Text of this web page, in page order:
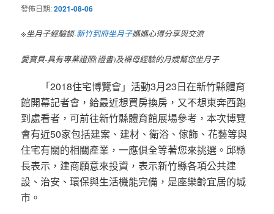
發佈日期:2021-08-06
※坐月子經驗談-新竹到府坐月子媽媽心得分享與交流
愛寶貝-具有專業證照(證書)及褓母經驗的月嫂幫您坐月子
「2018住宅博覽會」活動3月23日在新竹縣體育
館開幕記者會，給最近想買房換房，又不想東奔西跑
到處看者，可前往新竹縣體育館展場參考，本次博覽
會有近50家包括建案、建材、衛浴、傢飾、花藝等與
住宅有關的相關產業，一應俱全等著您來挑選。邱縣
長表示，建商願意來投資，表示新竹縣各項公共建
設、治安、環保與生活機能完備，是座樂齡宜居的城
市。